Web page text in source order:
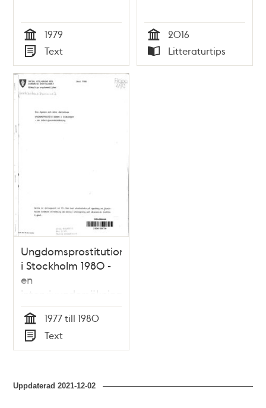
Tid
1979
Typ
Text Tid
2016
Typ
Litteraturtips
Ungdomsprostitutionen
i Stockholm 1980 -
en
intervjuundersökning
Tid
1977 till 1980
Typ
Text
Uppdaterad2021-12-02